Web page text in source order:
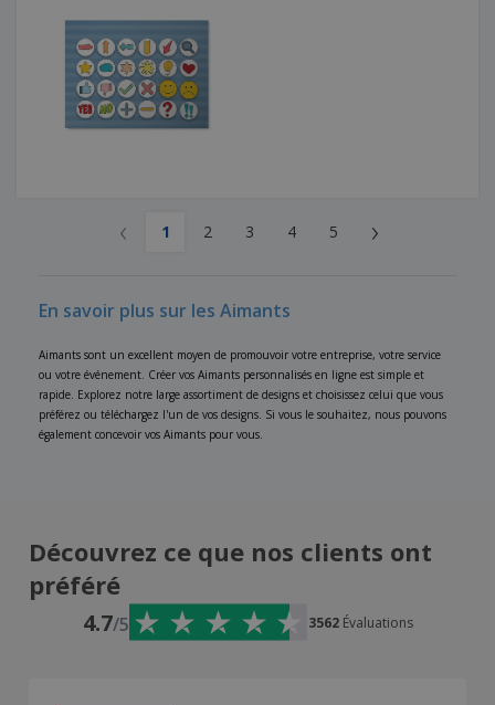
‹ 1 2 3 4 5 ›
En savoir plus sur les Aimants
Aimants sont un excellent moyen de promouvoir votre entreprise, votre service
ou votre événement. Créer vos Aimants personnalisés en ligne est simple et
rapide. Explorez notre large assortiment de designs et choisissez celui que vous
préférez ou téléchargez l'un de vos designs. Si vous le souhaitez, nous pouvons
également concevoir vos Aimants pour vous.
Découvrez ce que nos clients ont
préféré
4.7/5 3562 Évaluations